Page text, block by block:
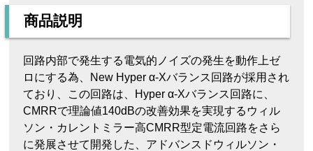
商品説明
回路内部で発生する電気的ノイズの発生を動作上ゼ
ロにする為、New Hyper α-Xバランス回路が採用され
ており、この回路は、Hyper α-Xバランス回路に、
CMRRで理論値140dBの改善効果を実現するウィル
ソン・カレントミラー高CMRR型定電流回路をさら
に発展させて開発した、アドバンスドウィルソン・